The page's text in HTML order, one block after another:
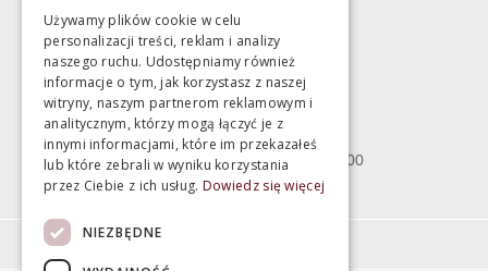
Magazyn
Bartycka 24/26 Hala 100
00-716 Warszawa
poniedziałek - piątek 10:00 - 18:00
sobota 10:00 - 15:00
Używamy plików cookie w celu
personalizacji treści, reklam i analizy
naszego ruchu. Udostępniamy również
informacje o tym, jak korzystasz z naszej
witryny, naszym partnerom reklamowym i
analitycznym, którzy mogą łączyć je z
innymi informacjami, które im przekazałeś
lub które zebrali w wyniku korzystania
przez Ciebie z ich usług. Dowiedz się więcej
NIEZBĘDNE